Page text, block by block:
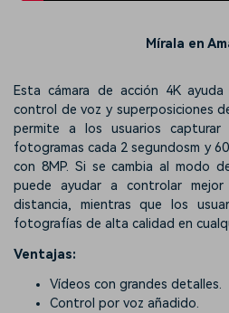
Mírala en
Esta cámara de acción 4K
control de voz y superposiciones
permite a los usuarios
fotogramas cada 2 segundosm y
con 8MP. Si se cambia al modo
puede ayudar a controlar
distancia, mientras que los
fotografías de alta calidad en
Ventajas:
Vídeos con grandes detalles.
Control por voz añadido.